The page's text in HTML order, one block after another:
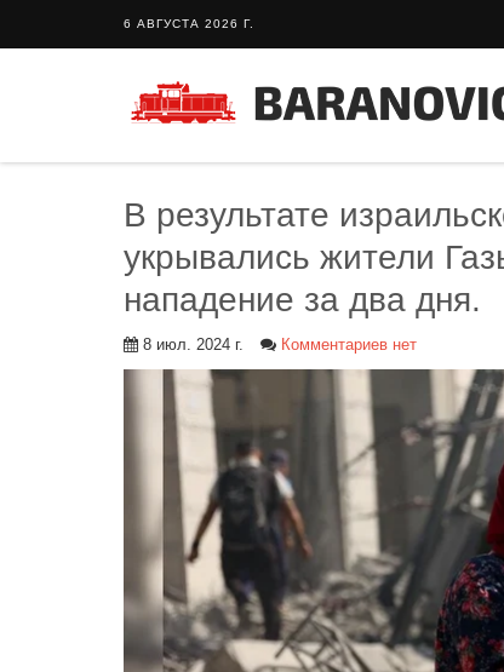
6 АВГУСТА 2026 Г.
В результате
укрывались жители
нападение за два дня.
8 июл. 2024 г. Комментариев нет